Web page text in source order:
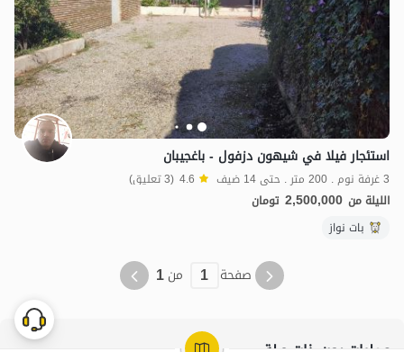
استئجار فيلا في شيهون دزفول - باغجيبان
3 غرفة نوم . 200 متر . حتى 14 ضيف 4.6 (3 تعليق)
الليلة من 2,500,000 تومان
بات نواز
صفحة 1 من1